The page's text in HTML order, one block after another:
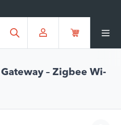
*
Gateway – Zigbee Wi-